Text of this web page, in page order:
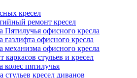
кресел
ремонт кресел
Пятилучья офисного кресла
газлифта офисного кресла
механизма офисного кресла
каркасов стульев и кресел
колес пятилучья
стульев кресел диванов